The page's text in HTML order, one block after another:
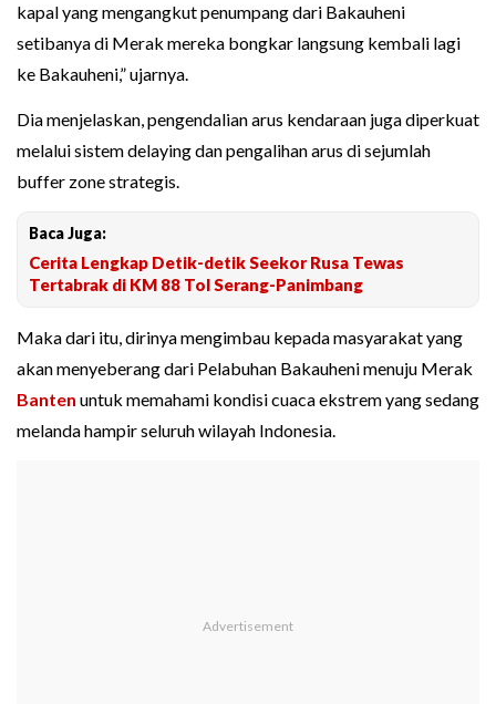
kapal yang mengangkut penumpang dari Bakauheni
setibanya di Merak mereka bongkar langsung kembali lagi
ke Bakauheni,” ujarnya.
Dia menjelaskan, pengendalian arus kendaraan juga diperkuat
melalui sistem delaying dan pengalihan arus di sejumlah
buffer zone strategis.
Baca Juga:
Cerita Lengkap Detik-detik Seekor Rusa Tewas
Tertabrak di KM 88 Tol Serang-Panimbang
Maka dari itu, dirinya mengimbau kepada masyarakat yang
akan menyeberang dari Pelabuhan Bakauheni menuju Merak
Banten untuk memahami kondisi cuaca ekstrem yang sedang
melanda hampir seluruh wilayah Indonesia.